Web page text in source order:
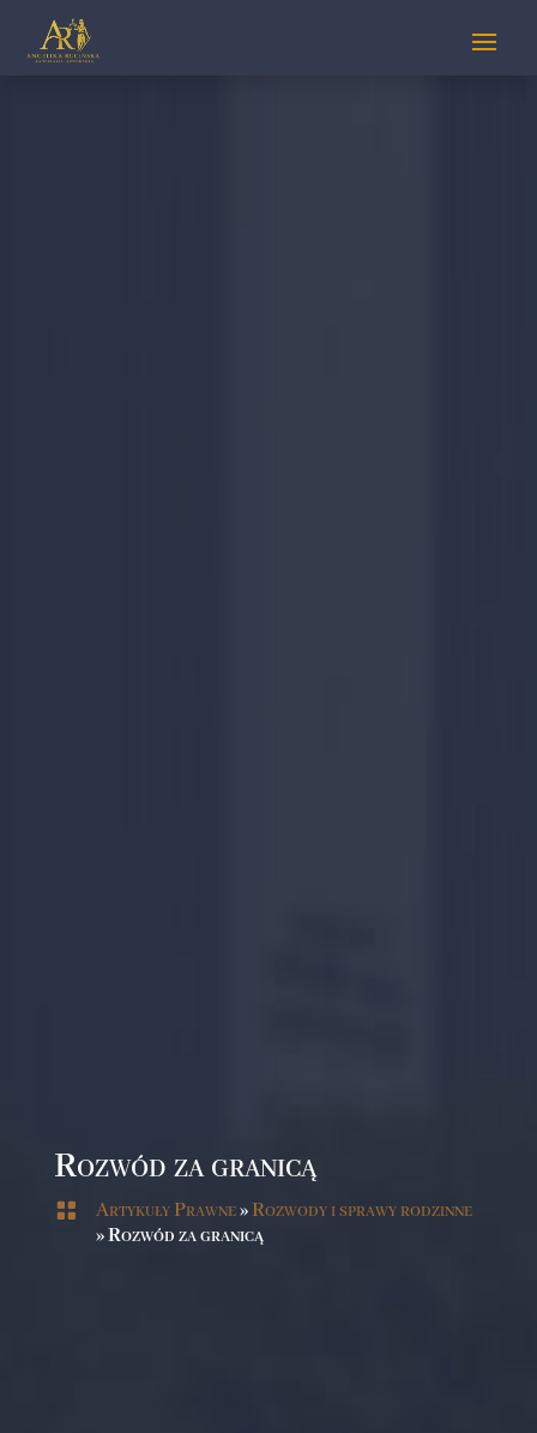
Rozwód za granicą
 Artykuły Prawne»Rozwody i sprawy rodzinne
»Rozwód za granicą